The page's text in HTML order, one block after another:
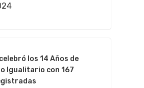
los 14 Años de
Igualitario con 167